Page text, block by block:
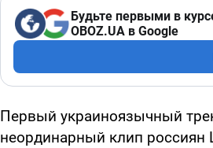
Будьте первыми в
OBOZ.UA в Google
Первый украиноязычный
неординарный клип россиян